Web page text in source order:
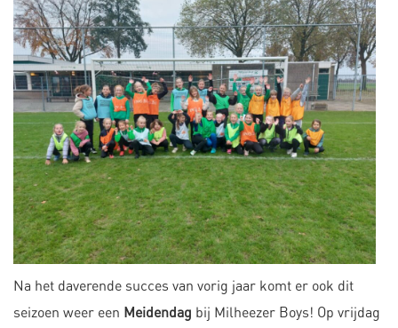
Na het daverende succes van vorig jaar komt er ook dit
seizoen weer een Meidendag bij Milheezer Boys! Op vrijdag